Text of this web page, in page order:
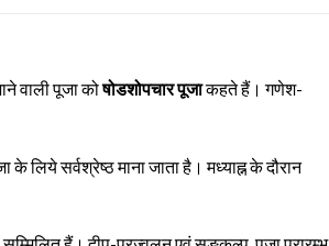
वाली पूजा कोषोडशोपचार पूजाकहते हैं। गणेश-
लिये सर्वश्रेष्ठ माना जाता है। मध्याह्न के दौरान